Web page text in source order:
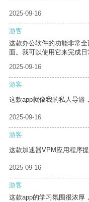
2025-09-16
游客
这款办公软件的功能非常
面。我可以使用它来完成日
2025-09-16
游客
这款app就像我的私人导游
2025-09-16
游客
这款加速器VPM应用程序
2025-09-16
游客
这款app的学习氛围很浓厚